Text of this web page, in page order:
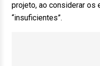
projeto, ao considerar os
“insuficientes”.